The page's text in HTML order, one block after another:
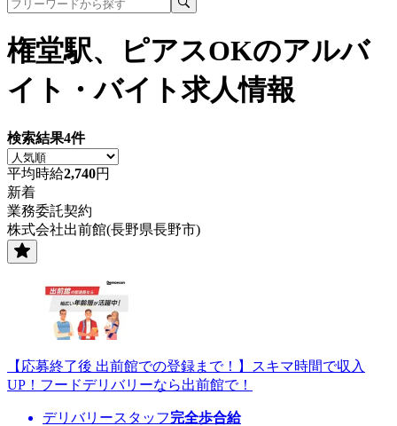
権堂駅、ピアスOKのアルバ
イト・バイト求人情報
検索結果4件
平均時給2,740円
新着
業務委託契約
株式会社出前館(長野県長野市)
【応募終了後 出前館での登録まで！】スキマ時間で収入
UP！フードデリバリーなら出前館で！
デリバリースタッフ完全歩合給